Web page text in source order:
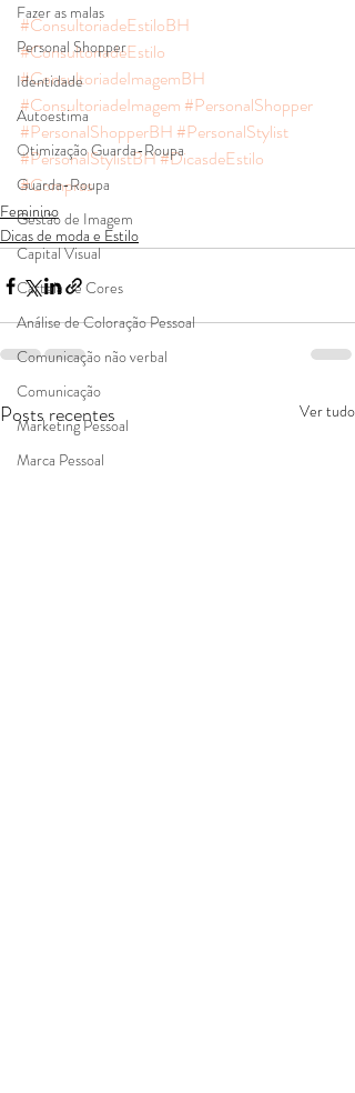
Fazer as malas
Personal Shopper
Identidade
Autoestima
Otimização Guarda-Roupa
Guarda-Roupa
Gestão de Imagem
Capital Visual
Cartela de Cores
Análise de Coloração Pessoal
Comunicação não verbal
Comunicação
Marketing Pessoal
Marca Pessoal
#ConsultoriadeEstiloBH
#ConsultoriadeEstilo
#ConsultoriadeImagemBH
#ConsultoriadeImagem #PersonalShopper
#PersonalShopperBH #PersonalStylist
#PersonalStylistBH#DicasdeEstilo
#Compras
Feminino
Dicas de moda e Estilo
Posts recentes Ver tudo